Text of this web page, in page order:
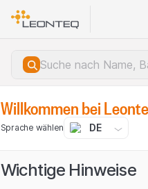
Willkommen bei
Sprache wählen DE
Wichtige Hinweise